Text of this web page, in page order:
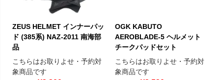
ZEUS HELMET インナーパッ
ド (385系) NAZ-2011 南海部
品
こちらはお取りよせ・予約対
象商品です
OGK KABUTO
AEROBLADE-5 ヘルメット
チークパッドセット
こちらはお取りよせ・予約対
象商品です